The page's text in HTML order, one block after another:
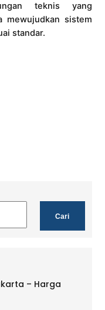
teknis yang
mewujudkan sistem
standar.
Cari
– Harga